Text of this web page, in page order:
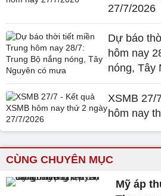
27/7/2026
Dự báo
hôm nay
nóng, Tây
XSMB 27/
hôm nay
CÙNG CHUYÊN MỤC
Mỹ áp